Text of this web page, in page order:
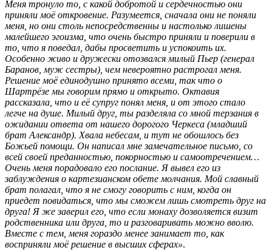
Меня тронуло то, с какой добротой и сердечностью они
приняли моё откровение. Разумеется, сначала они не поняли
меня, но они столь непосредственны и настолько лишены
малейшего эгоизма, что очень быстро приняли и поверили в
то, что я поведал, дабы просветить и успокоить их.
Особенно живо и дружески отозвался милый Пьер (генерал
Баранов, муж сестры), чем невероятно растрогал меня.
Решение моё единодушно принято всеми, так что о
Шартрёзе мы говорим прямо и открыто. Октавия
рассказала, что и её супруг понял меня, и от этого стало
легче на душе. Милый друг, ты разделяла со мной терзания в
ожидании ответа от нашего дорогого Черкеса (младший
брат Александр). Хвала небесам, и тут не обошлось без
Божьей помощи. Он написал мне замечательное письмо, со
всей своей преданностью, покорностью и самоотречением…
Очень меня порадовало его послание. Я вывел его из
заблуждения о картезианском обете молчания. Мой славный
брат полагал, что я не смогу говорить с ним, когда он
приедет повидаться, что мы сможем лишь смотреть друг на
друга! Я же заверил его, что если монаху дозволяется визит
родственника или друга, то и разговаривать можно вволю.
Вместе с тем, меня гораздо менее занимает то, как
восприняли моё решение в высших сферах».